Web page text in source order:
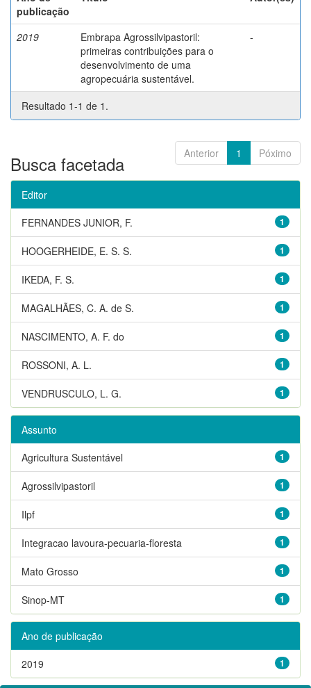
publicação
2019
Embrapa Agrossilvipastoril:
primeiras contribuições para o
desenvolvimento de uma
agropecuária sustentável.
-
Resultado 1-1 de 1.
Anterior 1 Póximo
Busca facetada
Editor
1
FERNANDES JUNIOR, F.
1
HOOGERHEIDE, E. S. S.
1
IKEDA, F. S.
1
MAGALHÃES, C. A. de S.
1
NASCIMENTO, A. F. do
1
ROSSONI, A. L.
1
VENDRUSCULO, L. G.
Assunto
1
Agricultura Sustentável
1
Agrossilvipastoril
1
Ilpf
1
Integracao lavoura-pecuaria-floresta
1
Mato Grosso
1
Sinop-MT
Ano de publicação
1
2019